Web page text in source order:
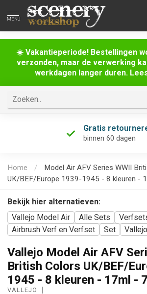
☀️ Vakantieperiode! Bestellingen
verzonden, maar de verwerking
werkdagen langer duren.
MENU
Gratis
binnen 60 dagen
Home /
Model Air AFV Series WWII
UK/BEF/Europe 1939-1945 - 8 kleuren -
Bekijk hier alternatieven:
Vallejo Model Air
Alle Sets
Airbrush Verf en Verfset
Set
Vallejo Model Air AFV
British Colors UK/BEF/
1945 - 8 kleuren - 17ml -
VALLEJO